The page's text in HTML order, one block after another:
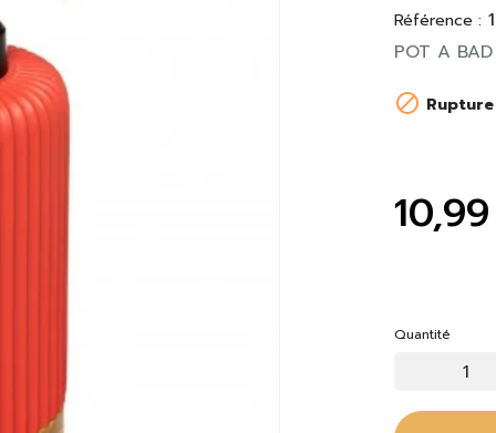
Référence :
POT A BAD

Quantité